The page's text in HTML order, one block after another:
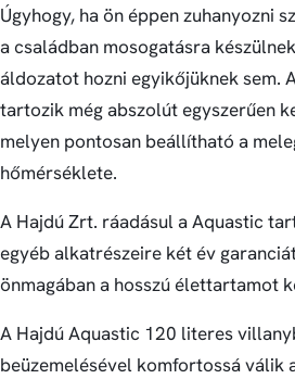
Úgyhogy, ha ön éppen zuhanyozni
a családban mosogatásra
áldozatot hozni egyikőjüknek sem.
tartozik még abszolút egyszerűen
melyen pontosan beállítható a
hőmérséklete.
A Hajdú Zrt. ráadásul a Aquastic
egyéb alkatrészeire két év
önmagában a hosszú élettartamot
A Hajdú Aquastic 120 literes
beüzemelésével komfortossá válik